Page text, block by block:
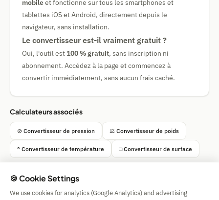
mobileet fonctionne sur tous les smartphones et
tablettes iOS et Android, directement depuis le
navigateur, sans installation.
Le convertisseur est-il vraiment gratuit ?
Oui, l'outil est 100 % gratuit, sans inscription ni
abonnement. Accédez à la page et commencez à
convertir immédiatement, sans aucun frais caché.
Calculateurs associés
⊘ Convertisseur de pression ⚖ Convertisseur de poids
° Convertisseur de température □ Convertisseur de surface
Simple Calculator
🍪 Cookie Settings
We use cookies for analytics (Google Analytics) and advertising